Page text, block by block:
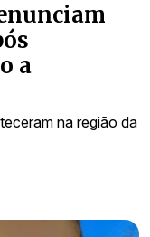
a
na região da